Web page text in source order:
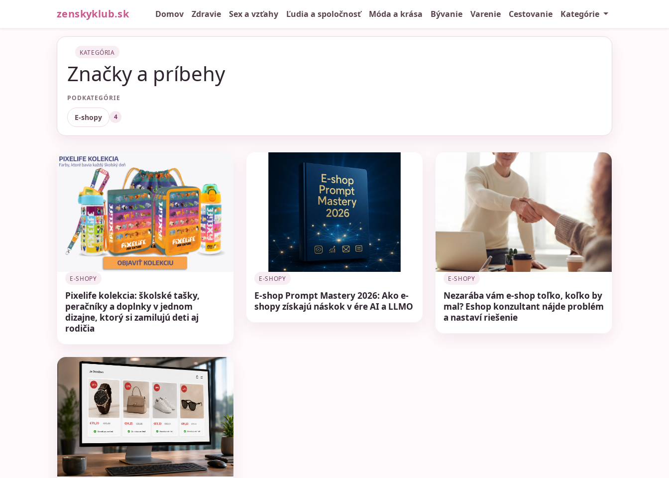
zenskyklub.sk Domov Zdravie Sex a vzťahy Ľudia a spoločnosť Móda a krása Bývanie Varenie Cestovanie Kategórie
KATEGÓRIA
Značky a príbehy
PODKATEGÓRIE
E-shopy 4
E-SHOPY
Pixelife kolekcia: školské tašky,
peračníky a doplnky v jednom
dizajne, ktorý si zamilujú deti aj
rodičia
E-SHOPY
E-shop Prompt Mastery 2026: Ako e-
shopy získajú náskok v ére AI a LLMO
E-SHOPY
Nezarába vám e-shop toľko, koľko by
mal? Eshop konzultant nájde problém
a nastaví riešenie